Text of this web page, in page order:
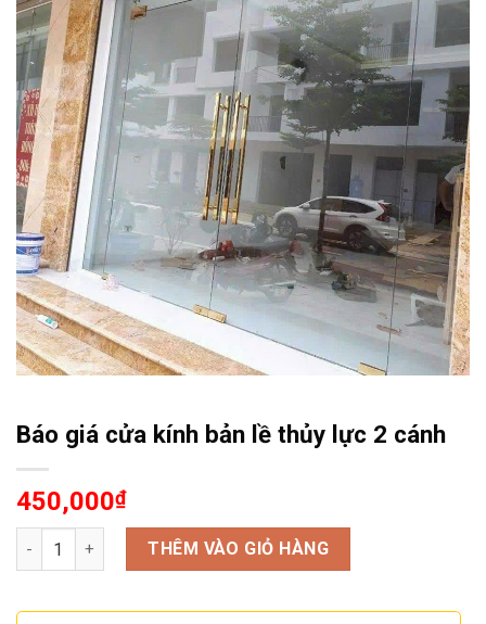
Báo giá cửa kính bản lề thủy lực 2 cánh
450,000₫
Báo giá cửa kính bản lề thủy lực 2 cánh số lượng
THÊM VÀO GIỎ HÀNG